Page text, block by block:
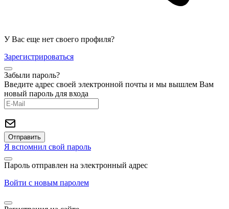
У Вас еще нет своего профиля?
Зарегистрироваться
Забыли пароль?
Введите адрес своей электронной почты и мы вышлем Вам
новый пароль для входа
Я вспомнил свой пароль
Пароль отправлен на электронный адрес
Войти с новым паролем